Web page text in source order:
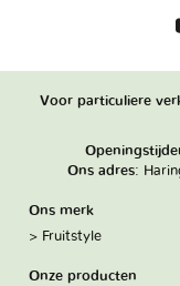
Voor particuliere
Ons adres:
Ons merk
Fruitstyle
Onze producten